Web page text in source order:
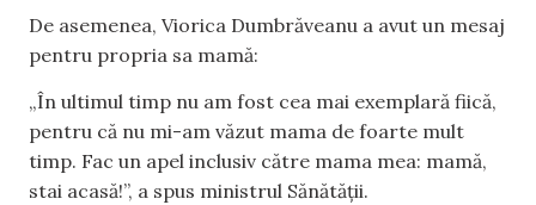
De asemenea, Viorica Dumbrăveanu a avut un mesaj
pentru propria sa mamă:
„În ultimul timp nu am fost cea mai exemplară fiică,
pentru că nu mi-am văzut mama de foarte mult
timp. Fac un apel inclusiv către mama mea: mamă,
stai acasă!”, a spus ministrul Sănătății.